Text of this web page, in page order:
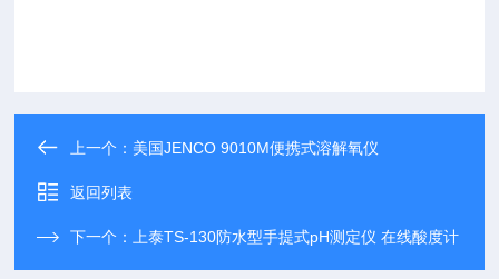
上一个： 美国JENCO 9010M便携式溶解氧仪
返回列表
下一个： 上泰TS-130防水型手提式pH测定仪 在线酸度计